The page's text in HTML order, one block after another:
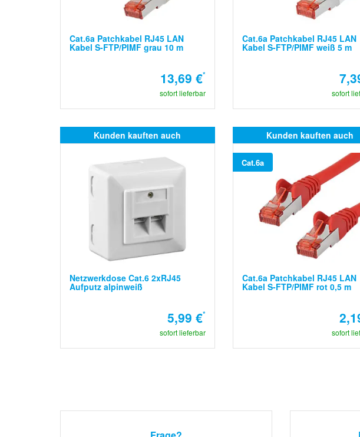
Cat.6a Patchkabel RJ45 LAN
Kabel S-FTP/PIMF grau 10 m
13,69 €*
sofort lieferbar
Cat.6a Patchkabel RJ45 LAN
Kabel S-FTP/PIMF weiß 5 m
sofort
Kunden kauften auch
Netzwerkdose Cat.6 2xRJ45
Aufputz alpinweiß
5,99 €*
sofort lieferbar
Kunden kauften auch
Cat.6a
Cat.6a Patchkabel RJ45 LAN
Kabel S-FTP/PIMF rot 0,5 m
sofort